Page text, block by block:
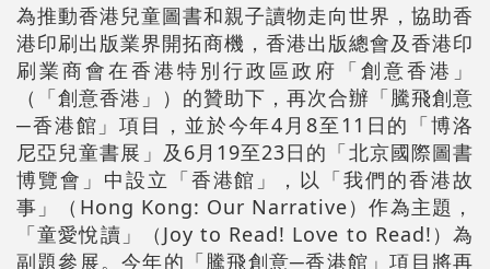
為推動香港兒童圖書和親子讀物走向世界，協助香
港印刷出版業界開拓商機，香港出版總會及香港印
刷業商會在香港特別行政區政府「創意香港」
（「創意香港」）的贊助下，再次合辦「騰飛創意
─香港館」項目，並於今年4月8至11日的「博洛
尼亞兒童書展」及6月19至23日的「北京國際圖書
博覽會」中設立「香港館」，以「我們的香港故
事」（Hong Kong: Our Narrative）作為主題，
「童愛悅讀」（Joy to Read! Love to Read!）為
副題參展。今年的「騰飛創意─香港館」項目將再